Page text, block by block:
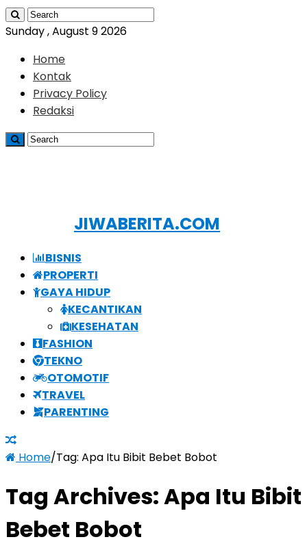
Sunday , August 9 2026
Home
Kontak
Privacy Policy
Redaksi
JIWABERITA.COM
BISNIS
PROPERTI
GAYA HIDUP
KECANTIKAN
KESEHATAN
FASHION
TEKNO
OTOMOTIF
TRAVEL
PARENTING
Home/Tag: Apa Itu Bibit Bebet Bobot
Tag Archives:Apa Itu Bibit
Bebet Bobot